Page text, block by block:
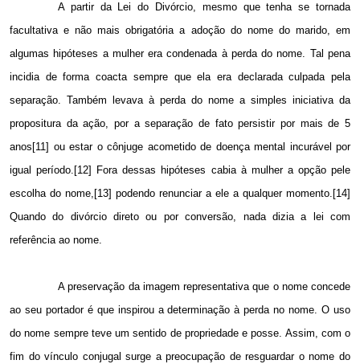
A partir da Lei do Divórcio, mesmo que tenha se tornada
facultativa e não mais obrigatória a adoção do nome do marido, em
algumas hipóteses a mulher era condenada à perda do nome. Tal pena
incidia de forma coacta sempre que ela era declarada culpada pela
separação. Também levava à perda do nome a simples iniciativa da
propositura da ação, por a separação de fato persistir por mais de 5
anos[11] ou estar o cônjuge acometido de doença mental incurável por
igual período.[12] Fora dessas hipóteses cabia à mulher a opção pele
escolha do nome,[13] podendo renunciar a ele a qualquer momento.[14]
Quando do divórcio direto ou por conversão, nada dizia a lei com
referência ao nome.
A preservação da imagem representativa que o nome concede
ao seu portador é que inspirou a determinação à perda no nome. O uso
do nome sempre teve um sentido de propriedade e posse. Assim, com o
fim do vínculo conjugal surge a preocupação de resguardar o nome do